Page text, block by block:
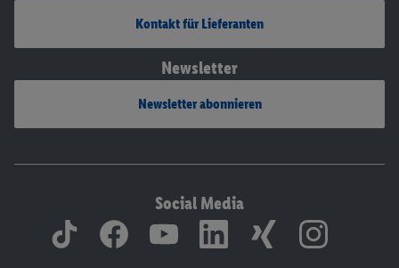
Kontakt für Lieferanten
Newsletter
Newsletter abonnieren
Social Media